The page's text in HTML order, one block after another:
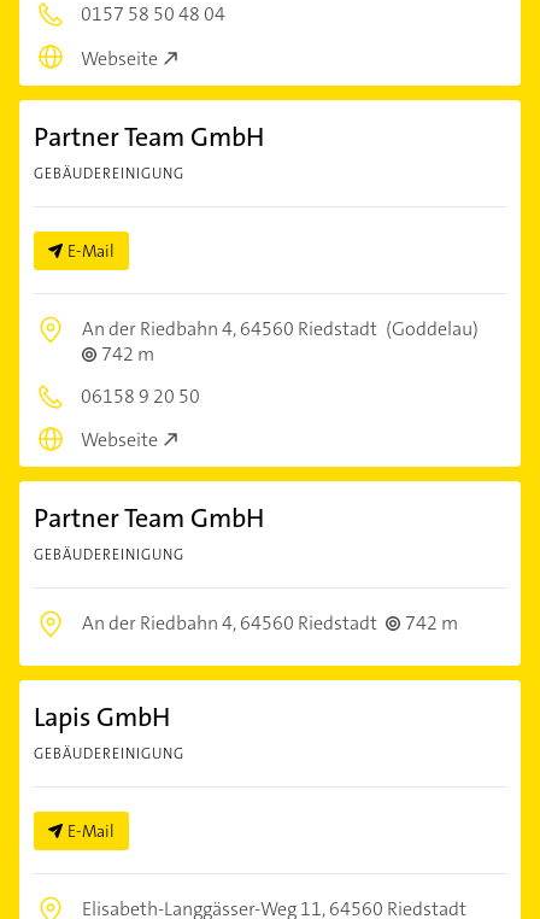
0157 58 50 48 04
Webseite
Partner Team GmbH
GEBÄUDEREINIGUNG
E-Mail
An der Riedbahn 4,64560 Riedstadt (Goddelau)
742 m
06158 9 20 50
Webseite
Partner Team GmbH
GEBÄUDEREINIGUNG
An der Riedbahn 4,64560 Riedstadt 742 m
Lapis GmbH
GEBÄUDEREINIGUNG
E-Mail
Elisabeth-Langgässer-Weg 11,64560 Riedstadt